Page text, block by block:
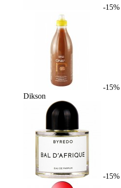
-15%
-15%
Dikson
-15%